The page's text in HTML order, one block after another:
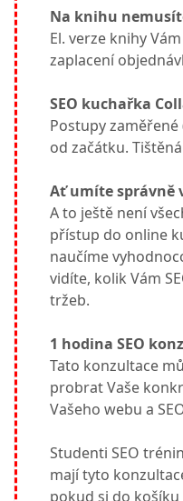
Na knihu
El. verze knihy
zaplacení
SEO kuchařka
Postupy zaměřené
od začátku.
Ať umíte správně
A to ještě není
přístup do online
naučíme
vidíte, kolik Vám
tržeb.
1 hodina SEO
Tato konzultace
probrat Vaše
Vašeho webu a
Studenti SEO
mají tyto
pokud si do